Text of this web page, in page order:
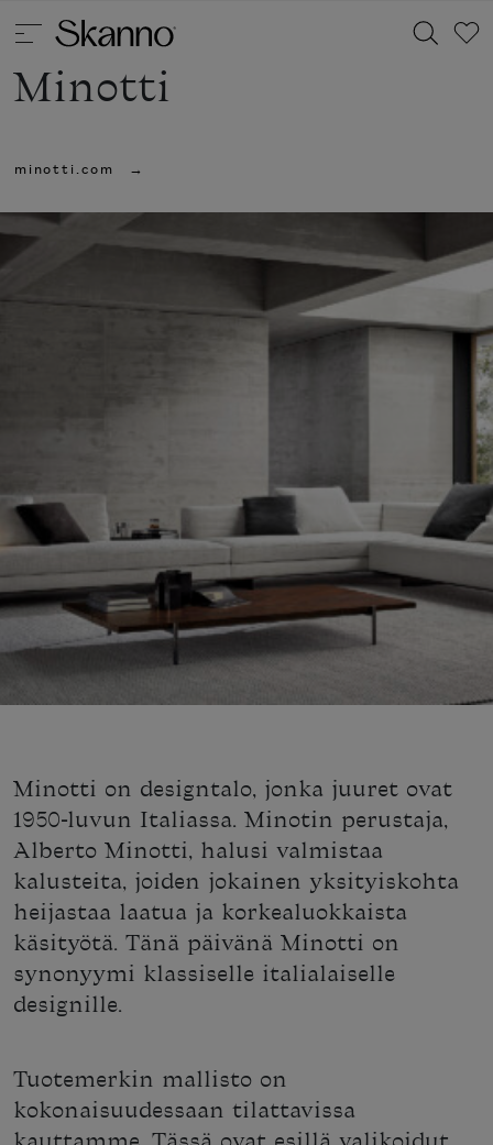
Haku
Type 2 or more characters for results.
Minotti
minotti.com
Minotti on designtalo, jonka juuret ovat
1950-luvun Italiassa. Minotin perustaja,
Alberto Minotti, halusi valmistaa
kalusteita, joiden jokainen yksityiskohta
heijastaa laatua ja korkealuokkaista
käsityötä. Tänä päivänä Minotti on
synonyymi klassiselle italialaiselle
designille.
Tuotemerkin mallisto on
kokonaisuudessaan tilattavissa